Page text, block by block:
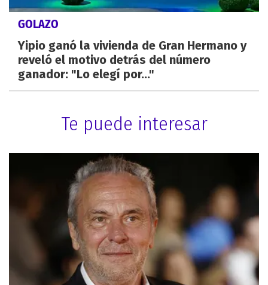
GOLAZO
Yipio ganó la vivienda de Gran Hermano y
reveló el motivo detrás del número
ganador: "Lo elegí por..."
Te puede interesar